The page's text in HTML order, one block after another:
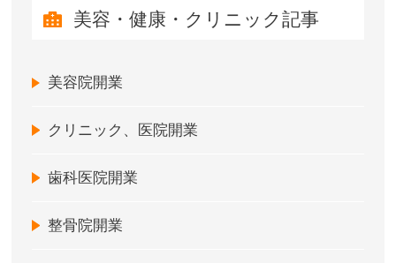
美容・健康・クリニック記事
美容院開業
クリニック、医院開業
歯科医院開業
整骨院開業